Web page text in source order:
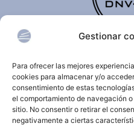
Gestionar
Para ofrecer las mejores
cookies para almacenar y/o
consentimiento de estas
el comportamiento de navegación
sitio. No consentir o retirar el
negativamente a ciertas
internacionalmente y
cumple con estándares